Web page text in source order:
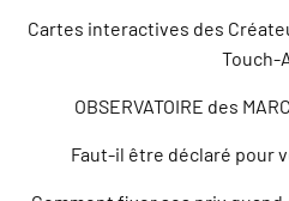
Cartes interactives des
Touch-
OBSERVATOIRE des
Faut-il être déclaré pour